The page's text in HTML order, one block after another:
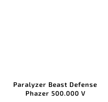
Paralyzer Beast Defense
Phazer 500.000 V